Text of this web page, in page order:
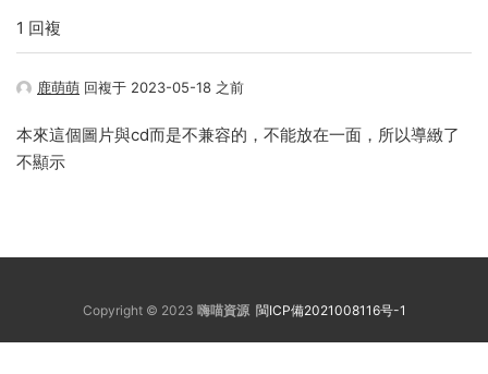
1 回複
鹿萌萌 回複于 2023-05-18 之前
本來這個圖片與cd而是不兼容的，不能放在一面，所以導緻了
不顯示
Copyright © 2023 嗨喵資源 閩ICP備2021008116号-1